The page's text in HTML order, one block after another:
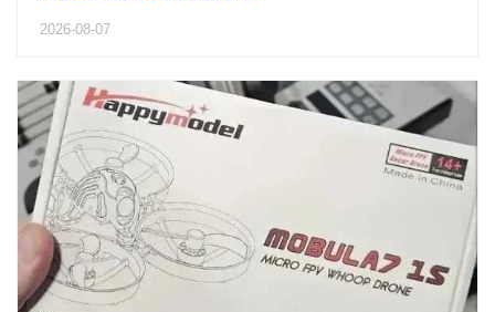
2026-08-07